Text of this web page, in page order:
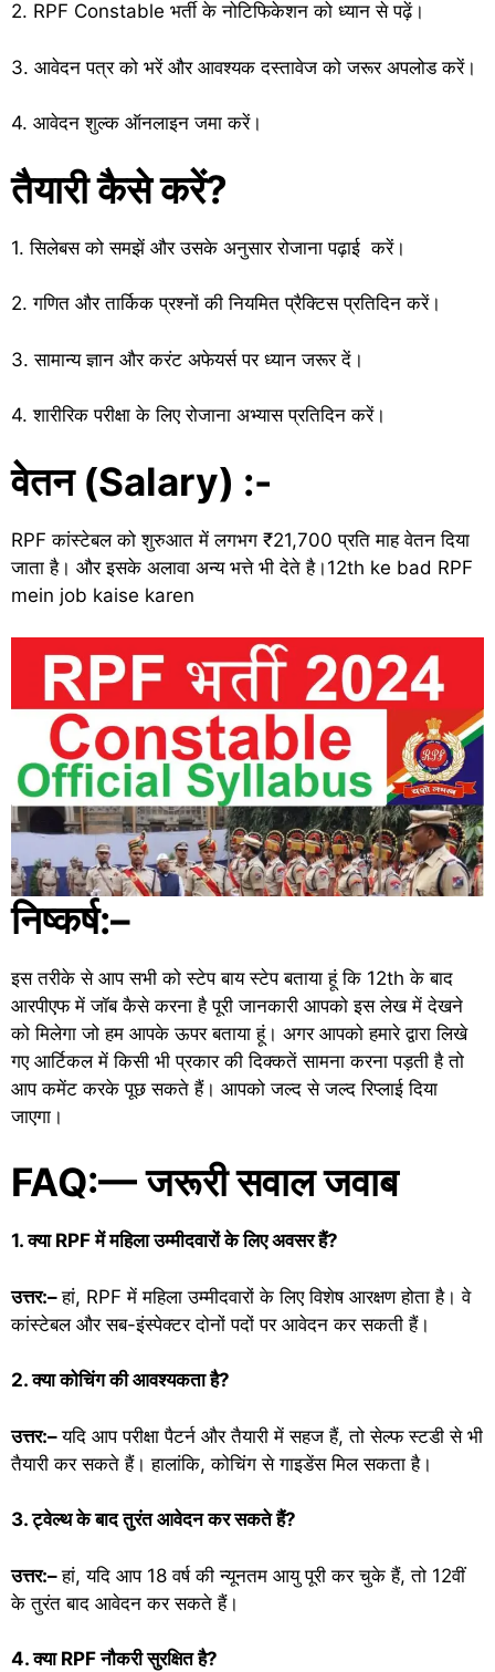
2. RPF Constable भर्ती के नोटिफिकेशन को ध्यान से पढ़ें।
3. आवेदन पत्र को भरें और आवश्यक दस्तावेज को जरूर अपलोड करें।
4. आवेदन शुल्क ऑनलाइन जमा करें।
तैयारी कैसे करें?
1. सिलेबस को समझें और उसके अनुसार रोजाना पढ़ाई करें।
2. गणित और तार्किक प्रश्नों की नियमित प्रैक्टिस प्रतिदिन करें।
3. सामान्य ज्ञान और करंट अफेयर्स पर ध्यान जरूर दें।
4. शारीरिक परीक्षा के लिए रोजाना अभ्यास प्रतिदिन करें।
वेतन (Salary) :-
RPF कांस्टेबल को शुरुआत में लगभग ₹21,700 प्रति माह वेतन दिया
जाता है। और इसके अलावा अन्य भत्ते भी देते है।12th ke bad RPF
mein job kaise karen
निष्कर्ष:–
इस तरीके से आप सभी को स्टेप बाय स्टेप बताया हूं कि 12th के बाद
आरपीएफ में जॉब कैसे करना है पूरी जानकारी आपको इस लेख में देखने
को मिलेगा जो हम आपके ऊपर बताया हूं। अगर आपको हमारे द्वारा लिखे
गए आर्टिकल में किसी भी प्रकार की दिक्कतें सामना करना पड़ती है तो
आप कमेंट करके पूछ सकते हैं। आपको जल्द से जल्द रिप्लाई दिया
जाएगा।
FAQ:— जरूरी सवाल जवाब
1. क्या RPF में महिला उम्मीदवारों के लिए अवसर हैं?
उत्तर:–हां, RPF में महिला उम्मीदवारों के लिए विशेष आरक्षण होता है। वे
कांस्टेबल और सब-इंस्पेक्टर दोनों पदों पर आवेदन कर सकती हैं।
2. क्या कोचिंग की आवश्यकता है?
उत्तर:–यदि आप परीक्षा पैटर्न और तैयारी में सहज हैं, तो सेल्फ स्टडी से भी
तैयारी कर सकते हैं। हालांकि, कोचिंग से गाइडेंस मिल सकता है।
3. ट्वेल्थ के बाद तुरंत आवेदन कर सकते हैं?
उत्तर:–हां, यदि आप 18 वर्ष की न्यूनतम आयु पूरी कर चुके हैं, तो 12वीं
के तुरंत बाद आवेदन कर सकते हैं।
4. क्या RPF नौकरी सुरक्षित है?